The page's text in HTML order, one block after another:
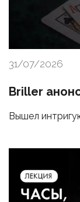
31/07/2026
Briller
Вышел